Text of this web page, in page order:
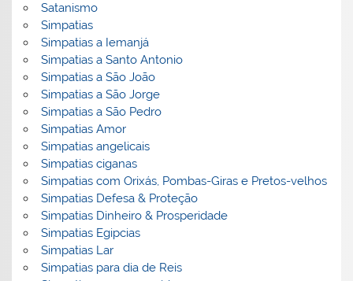
Satanismo
Simpatias
Simpatias a Iemanjá
Simpatias a Santo Antonio
Simpatias a São João
Simpatias a São Jorge
Simpatias a São Pedro
Simpatias Amor
Simpatias angelicais
Simpatias ciganas
Simpatias com Orixás, Pombas-Giras e Pretos-velhos
Simpatias Defesa & Proteção
Simpatias Dinheiro & Prosperidade
Simpatias Egipcias
Simpatias Lar
Simpatias para dia de Reis